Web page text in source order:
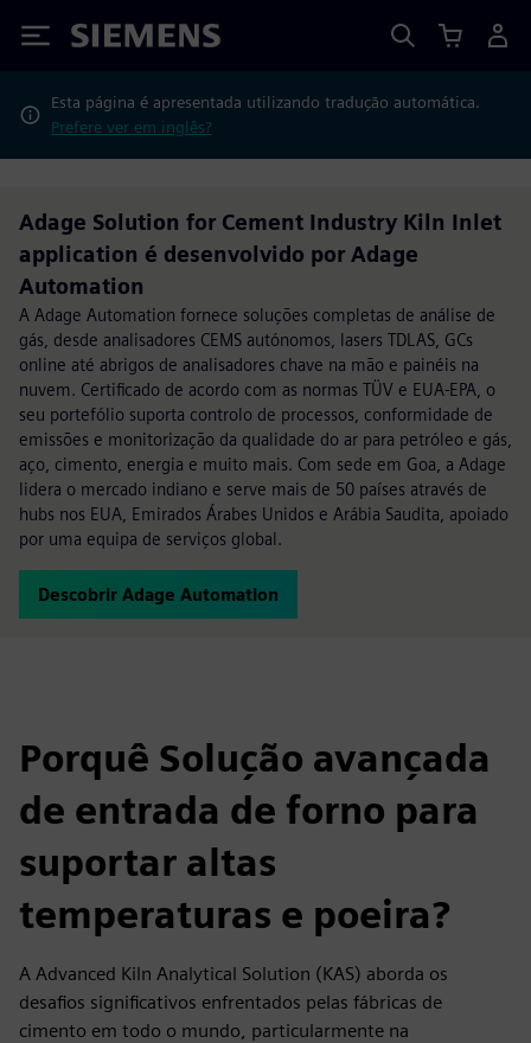
Siemens
Esta página é apresentada utilizando tradução automática.
Prefere ver em inglês?
Adage Solution for Cement Industry Kiln Inlet
application é desenvolvido por Adage
Automation
A Adage Automation fornece soluções completas de análise de
gás, desde analisadores CEMS autónomos, lasers TDLAS, GCs
online até abrigos de analisadores chave na mão e painéis na
nuvem. Certificado de acordo com as normas TÜV e EUA-EPA, o
seu portefólio suporta controlo de processos, conformidade de
emissões e monitorização da qualidade do ar para petróleo e gás,
aço, cimento, energia e muito mais. Com sede em Goa, a Adage
lidera o mercado indiano e serve mais de 50 países através de
hubs nos EUA, Emirados Árabes Unidos e Arábia Saudita, apoiado
por uma equipa de serviços global.
Descobrir Adage Automation
Porquê Solução avançada
de entrada de forno para
suportar altas
temperaturas e poeira?
A Advanced Kiln Analytical Solution (KAS) aborda os
desafios significativos enfrentados pelas fábricas de
cimento em todo o mundo, particularmente na